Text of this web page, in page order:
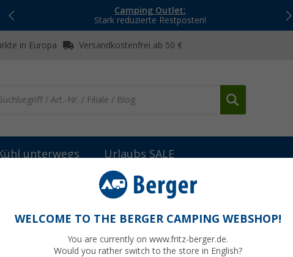
Camping Outlet:
Stark reduzierte Restposten!
in Europa Versandkostenfrei ab 50 €
unterwegs Urlaubs SALE
Berger Solar Nassbatterie 12V
Ah
WELCOME TO THE BERGER CAMPING WEBSHOP!
You are currently on www.fritz-berger.de.
Would you rather switch to the store in English?